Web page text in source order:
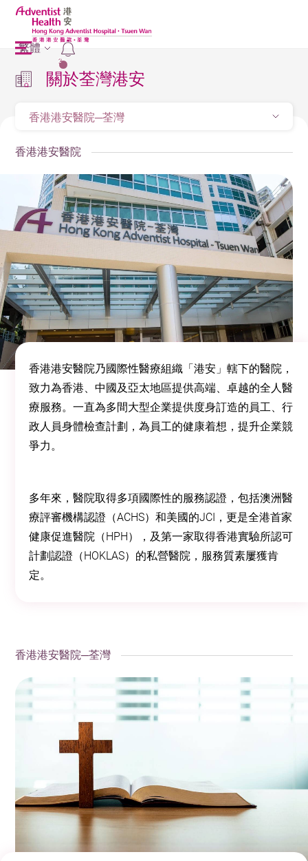
2
繁體
關於荃灣港安
香港港安醫院─荃灣
香港港安醫院
香港港安醫院乃國際性醫療組織「港安」轄下的醫院，
致力為香港、中國及亞太地區提供高端、卓越的全人醫
療服務。一直為多間大型企業提供度身訂造的員工、行
政人員身體檢查計劃，為員工的健康着想，提升企業競
爭力。
多年來，醫院取得多項國際性的服務認證，包括澳洲醫
療評審機構認證（ACHS）和美國的JCI，更是全港首家
健康促進醫院（HPH），及第一家取得香港實驗所認可
計劃認證（HOKLAS）的私營醫院，服務質素屢獲肯
定。
香港港安醫院─荃灣